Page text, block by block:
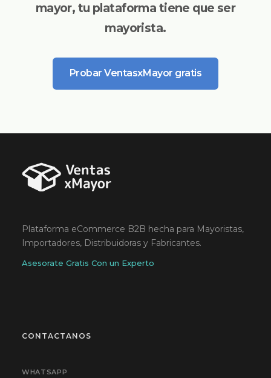
mayor, tu plataforma tiene que ser
mayorista.
Probar VentasxMayor gratis
Plataforma eCommerce B2B hecha para Mayoristas,
Importadores, Distribuidoras y Fabricantes.
Asesorate Gratis Con un Experto
CONTACTANOS
WHATSAPP